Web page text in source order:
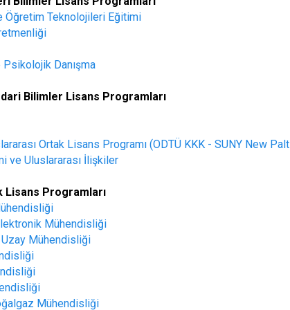
Öğretim Teknolojileri Eğitimi
Danışma
Bilimler Lisans Programları
Ortak Lisans Programı (ODTÜ KKK - SUNY New
ve Uluslararası İlişkiler
Lisans Programları
Mühendisliği
Uzay Mühendisliği
Mühendisliği